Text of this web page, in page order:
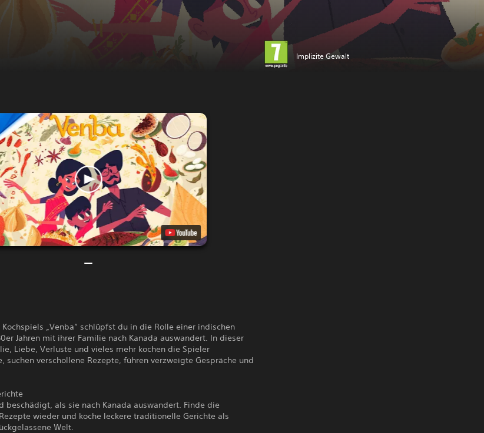
Implizite Gewalt
„Venba“ schlüpfst du in die Rolle einer indischen
Jahren mit ihrer Familie nach Kanada auswandert. In dieser
Liebe, Verluste und vieles mehr kochen die Spieler
suchen verschollene Rezepte, führen verzweigte Gespräche und
beschädigt, als sie nach Kanada auswandert. Finde die
wieder und koche leckere traditionelle Gerichte als
Welt.